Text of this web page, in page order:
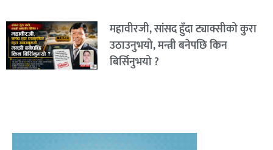
महावीरजी, सांसद हुँदा ट्याक्सीको कुरा
उठाउनुभयो, मन्त्री बनेपछि किन
बिर्सिनुभयो ?